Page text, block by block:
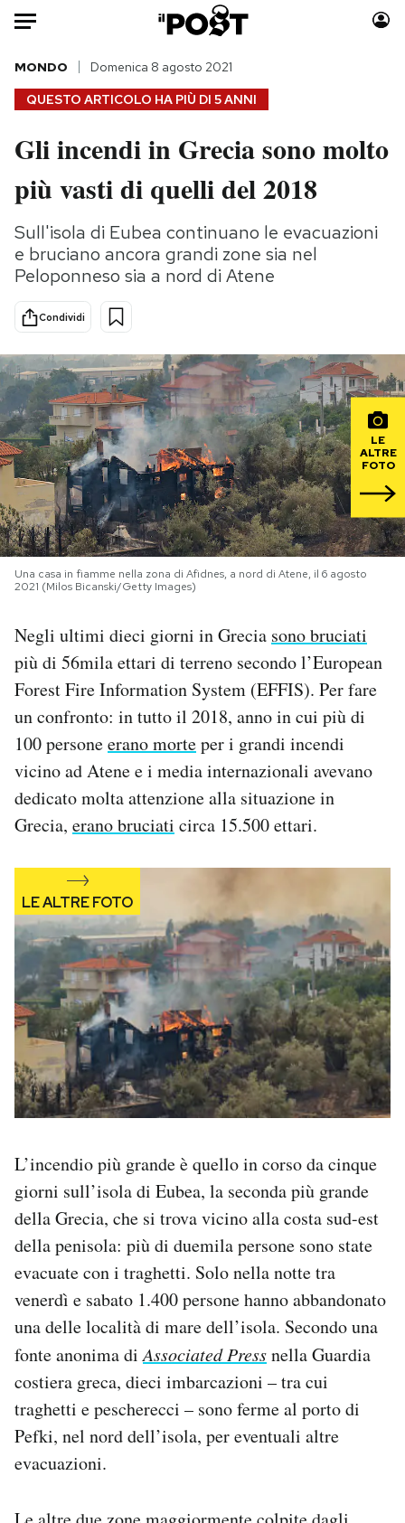
Auto
HOME
Italia
Politica
Tecnologia
Internet
Scienza
Cultura
Economia
Sport
Moda
Consumismi
Storie/Idee
Ok Boomer!
Media
Mondiali calcio 2026
PODCAST
NEWSLETTER
I MIEI PREFERITI
AREA PERSONALE
Area Personale
Newsletter
Notifiche mobile
Hai bisogno di aiuto?
Esci
QUESTO ARTICOLO HA PIÙ DI 5 ANNI
MONDO Domenica 8 agosto 2021
Gli incendi in Grecia sono molto
più vasti di quelli del 2018
Sull'isola di Eubea continuano le evacuazioni
e bruciano ancora grandi zone sia nel
Peloponneso sia a nord di Atene
Condividi
LE
ALTRE
FOTO
Una casa in fiamme nella zona di Afidnes, a nord di Atene, il 6 agosto
2021 (Milos Bicanski/Getty Images)
Negli ultimi dieci giorni in Grecia sono bruciati
più di 56mila ettari di terreno secondo l’European
Forest Fire Information System (EFFIS). Per fare
un confronto: in tutto il 2018, anno in cui più di
100 personeerano morteper i grandi incendi
vicino ad Atene e i media internazionali avevano
dedicato molta attenzione alla situazione in
Grecia, erano bruciati circa 15.500 ettari.
L’incendio più grande è quello in corso da cinque
giorni sull’isola di Eubea, la seconda più grande
della Grecia, che si trova vicino alla costa sud-est
della penisola: più di duemila persone sono state
evacuate con i traghetti. Solo nella notte tra
venerdì e sabato 1.400 persone hanno abbandonato
una delle località di mare dell’isola. Secondo una
fonte anonima diAssociated Pressnella Guardia
costiera greca, dieci imbarcazioni – tra cui
traghetti e pescherecci – sono ferme al porto di
Pefki, nel nord dell’isola, per eventuali altre
evacuazioni.